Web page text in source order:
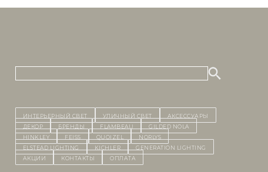
ИНТЕРЬЕРНЫЙ СВЕТ уличный СВЕТ
Аксессуары
декор
бренды Flambeau
Gilded Nola
Hinkley
Feiss Quoizel
Norlys
Elstead Lighting
Kichler
Generation Lighting
Акции
контакты Оплата